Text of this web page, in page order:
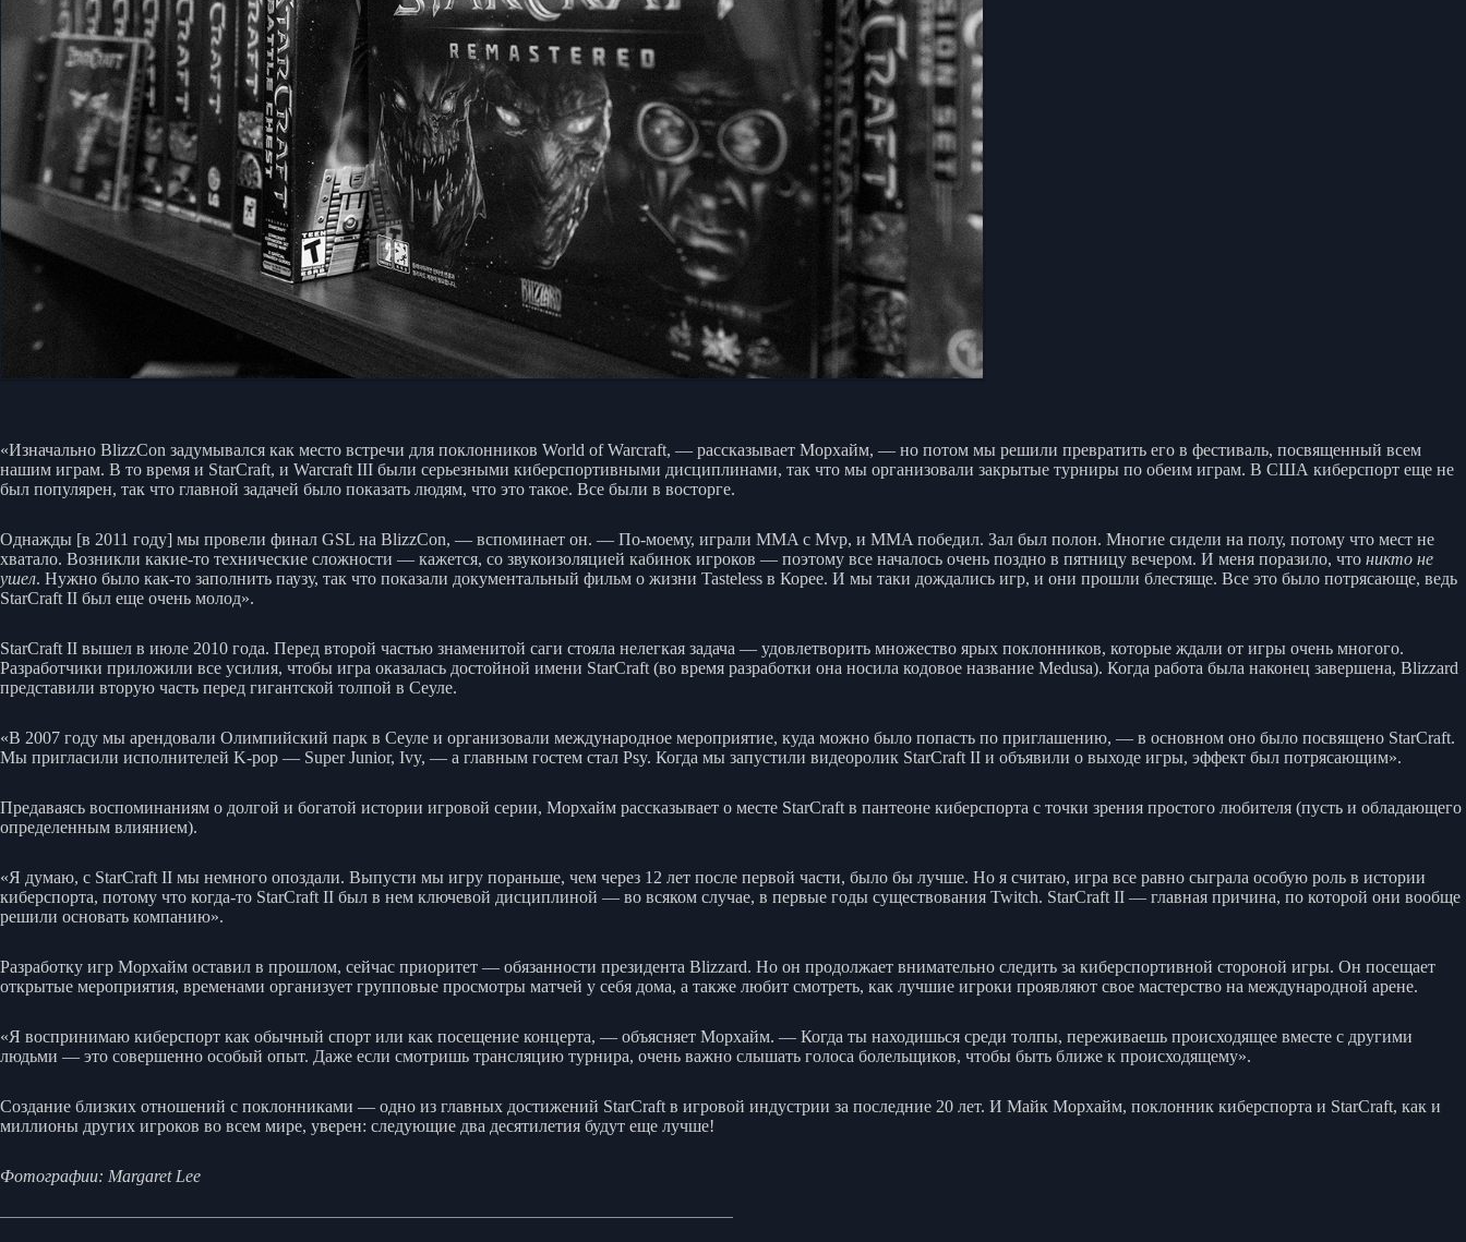
«Изначально BlizzCon задумывался как место встречи для поклонников World of Warcraft, — рассказывает Морхайм, — но потом мы решили превратить его в фестиваль, посвященный всем
нашим играм. В то время и StarCraft, и Warcraft III были серьезными киберспортивными дисциплинами, так что мы организовали закрытые турниры по обеим играм. В США киберспорт еще не
был популярен, так что главной задачей было показать людям, что это такое. Все были в восторге.
Однажды [в 2011 году] мы провели финал GSL на BlizzCon, — вспоминает он. — По-моему, играли MMA с Mvp, и MMA победил. Зал был полон. Многие сидели на полу, потому что мест не
хватало. Возникли какие-то технические сложности — кажется, со звукоизоляцией кабинок игроков — поэтому все началось очень поздно в пятницу вечером. И меня поразило, что никто не
ушел. Нужно было как-то заполнить паузу, так что показали документальный фильм о жизни Tasteless в Корее. И мы таки дождались игр, и они прошли блестяще. Все это было потрясающе, ведь
StarCraft II был еще очень молод».
StarCraft II вышел в июле 2010 года. Перед второй частью знаменитой саги стояла нелегкая задача — удовлетворить множество ярых поклонников, которые ждали от игры очень многого.
Разработчики приложили все усилия, чтобы игра оказалась достойной имени StarCraft (во время разработки она носила кодовое название Medusa). Когда работа была наконец завершена, Blizzard
представили вторую часть перед гигантской толпой в Сеуле.
«В 2007 году мы арендовали Олимпийский парк в Сеуле и организовали международное мероприятие, куда можно было попасть по приглашению, — в основном оно было посвящено StarCraft.
Мы пригласили исполнителей K-pop — Super Junior, Ivy, — а главным гостем стал Psy. Когда мы запустили видеоролик StarCraft II и объявили о выходе игры, эффект был потрясающим».
Предаваясь воспоминаниям о долгой и богатой истории игровой серии, Морхайм рассказывает о месте StarCraft в пантеоне киберспорта с точки зрения простого любителя (пусть и обладающего
определенным влиянием).
«Я думаю, с StarCraft II мы немного опоздали. Выпусти мы игру пораньше, чем через 12 лет после первой части, было бы лучше. Но я считаю, игра все равно сыграла особую роль в истории
киберспорта, потому что когда-то StarCraft II был в нем ключевой дисциплиной — во всяком случае, в первые годы существования Twitch. StarCraft II — главная причина, по которой они вообще
решили основать компанию».
Разработку игр Морхайм оставил в прошлом, сейчас приоритет — обязанности президента Blizzard. Но он продолжает внимательно следить за киберспортивной стороной игры. Он посещает
открытые мероприятия, временами организует групповые просмотры матчей у себя дома, а также любит смотреть, как лучшие игроки проявляют свое мастерство на международной арене.
«Я воспринимаю киберспорт как обычный спорт или как посещение концерта, — объясняет Морхайм. — Когда ты находишься среди толпы, переживаешь происходящее вместе с другими
людьми — это совершенно особый опыт. Даже если смотришь трансляцию турнира, очень важно слышать голоса болельщиков, чтобы быть ближе к происходящему».
Создание близких отношений с поклонниками — одно из главных достижений StarCraft в игровой индустрии за последние 20 лет. И Майк Морхайм, поклонник киберспорта и StarCraft, как и
миллионы других игроков во всем мире, уверен: следующие два десятилетия будут еще лучше!
Фотографии: Margaret Lee